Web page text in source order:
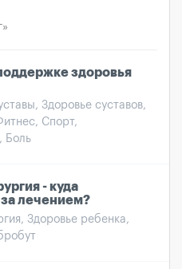
здоровья
Здоровье суставов,
Спорт,
Боль
- куда
за лечением?
Здоровье ребенка,